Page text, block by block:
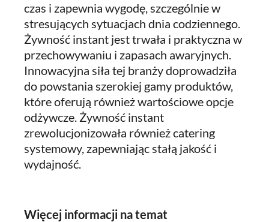
czas i zapewnia wygodę, szczególnie w
stresujących sytuacjach dnia codziennego.
Żywność instant jest trwała i praktyczna w
przechowywaniu i zapasach awaryjnych.
Innowacyjna siła tej branży doprowadziła
do powstania szerokiej gamy produktów,
które oferują również wartościowe opcje
odżywcze. Żywność instant
zrewolucjonizowała również catering
systemowy, zapewniając stałą jakość i
wydajność.
Więcej informacji na temat